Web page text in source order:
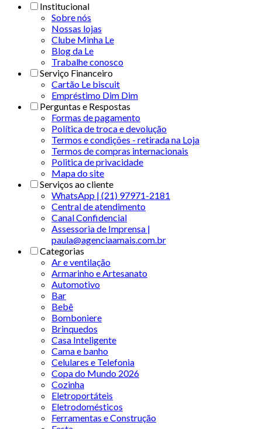
Institucional
Sobre nós
Nossas lojas
Clube Minha Le
Blog da Le
Trabalhe conosco
Serviço Financeiro
Cartão Le biscuit
Empréstimo Dim Dim
Perguntas e Respostas
Formas de pagamento
Política de troca e devolução
Termos e condições - retirada na Loja
Termos de compras internacionais
Politica de privacidade
Mapa do site
Serviços ao cliente
WhatsApp | (21) 97971-2181
Central de atendimento
Canal Confidencial
Assessoria de Imprensa |
paula@agenciaamais.com.br
Categorias
Ar e ventilação
Armarinho e Artesanato
Automotivo
Bar
Bebê
Bomboniere
Brinquedos
Casa Inteligente
Cama e banho
Celulares e Telefonia
Copa do Mundo 2026
Cozinha
Eletroportáteis
Eletrodomésticos
Ferramentas e Construção